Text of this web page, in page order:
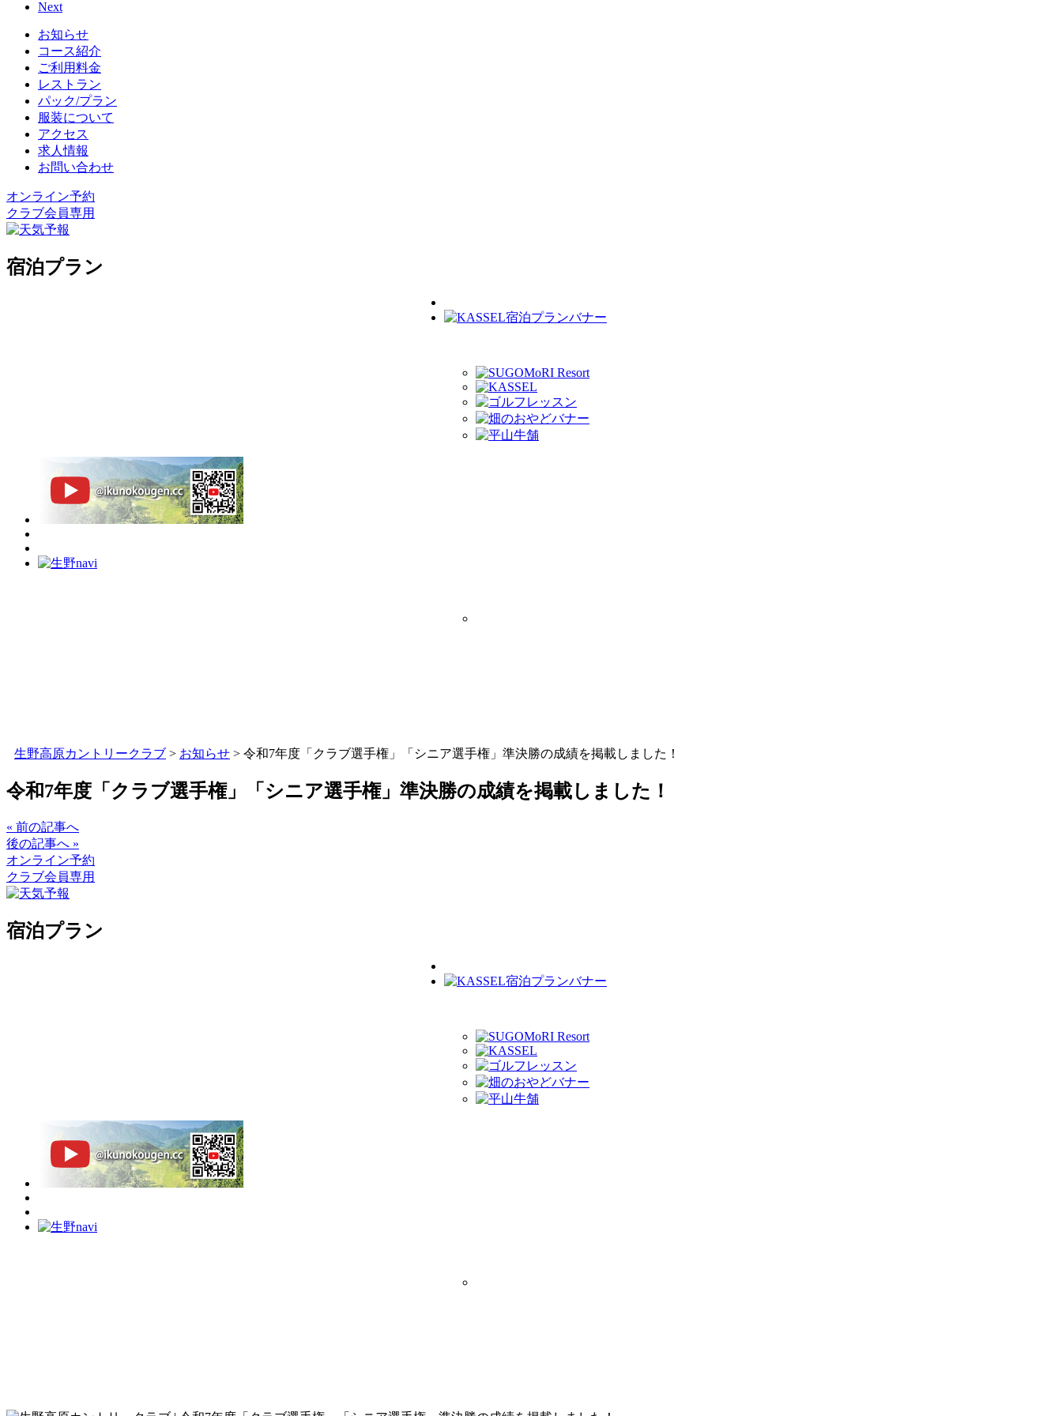
Next
お知らせ
コース紹介
ご利用料金
レストラン
パック/プラン
服装について
アクセス
求人情報
お問い合わせ
オンライン予約
クラブ会員専用
宿泊プラン
生野高原カントリークラブ > お知らせ > 令和7年度「クラブ選手権」「シニア選手権」準決勝の成績を掲載しました！
令和7年度「クラブ選手権」「シニア選手権」準決勝の成績を掲載しました！
« 前の記事へ
後の記事へ »
オンライン予約
クラブ会員専用
宿泊プラン